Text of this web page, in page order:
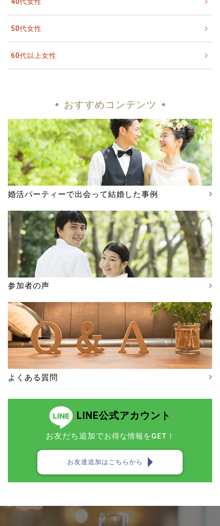
50代女性
60代以上女性
おすすめコンテンツ
婚活パーティーで出会って結婚した事例
参加者の声
よくある質問
LINE公式アカウント
お友だち追加でお得な情報をGET！
お友達追加はこちらから